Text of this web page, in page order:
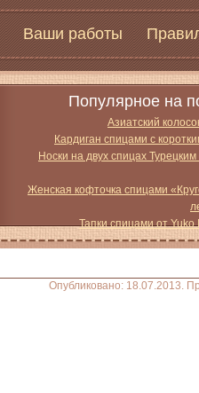
Ваши работы
Популярное на
Азиатский
Кардиган спицами с
Носки на двух спицах
Женская кофточка спицами
Тапки спицами от Yuko
Опубликовано: 18.07.2013.